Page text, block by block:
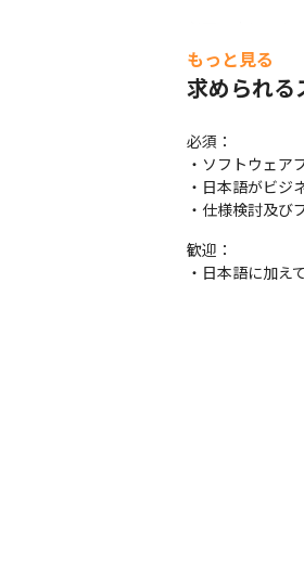
やアナリスト、
※より合理的な
もっと見る
求められる
必須：
・ソフトウェア
・日本語がビジ
・仕様検討及び
歓迎：
・日本語に加え